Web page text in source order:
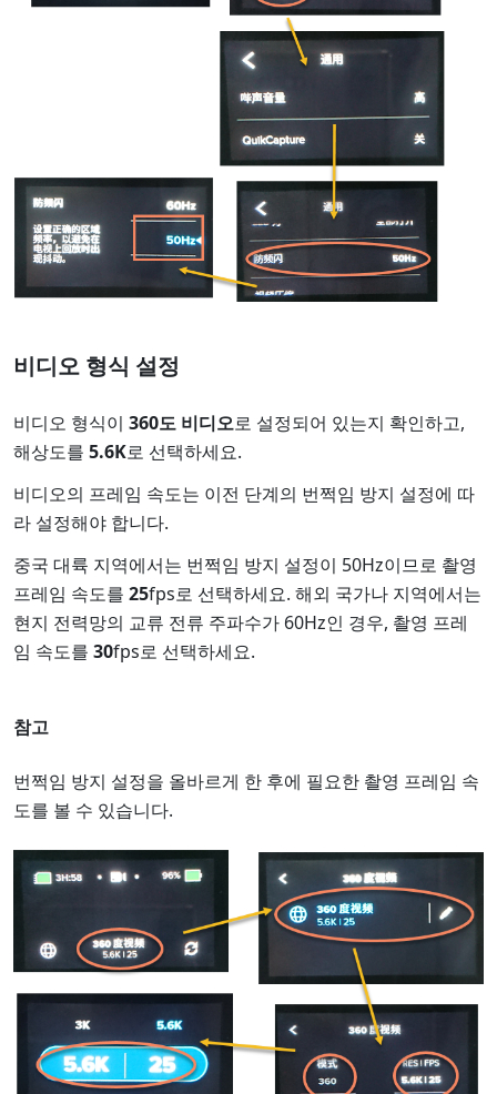
비디오 형식 설정
비디오 형식이 360도 비디오로 설정되어 있는지 확인하고,
해상도를 5.6K로 선택하세요.
비디오의 프레임 속도는 이전 단계의 번쩍임 방지 설정에 따
라 설정해야 합니다.
중국 대륙 지역에서는 번쩍임 방지 설정이 50Hz이므로 촬영
프레임 속도를 25fps로 선택하세요. 해외 국가나 지역에서는
현지 전력망의 교류 전류 주파수가 60Hz인 경우, 촬영 프레
임 속도를 30fps로 선택하세요.
참고
번쩍임 방지 설정을 올바르게 한 후에 필요한 촬영 프레임 속
도를 볼 수 있습니다.